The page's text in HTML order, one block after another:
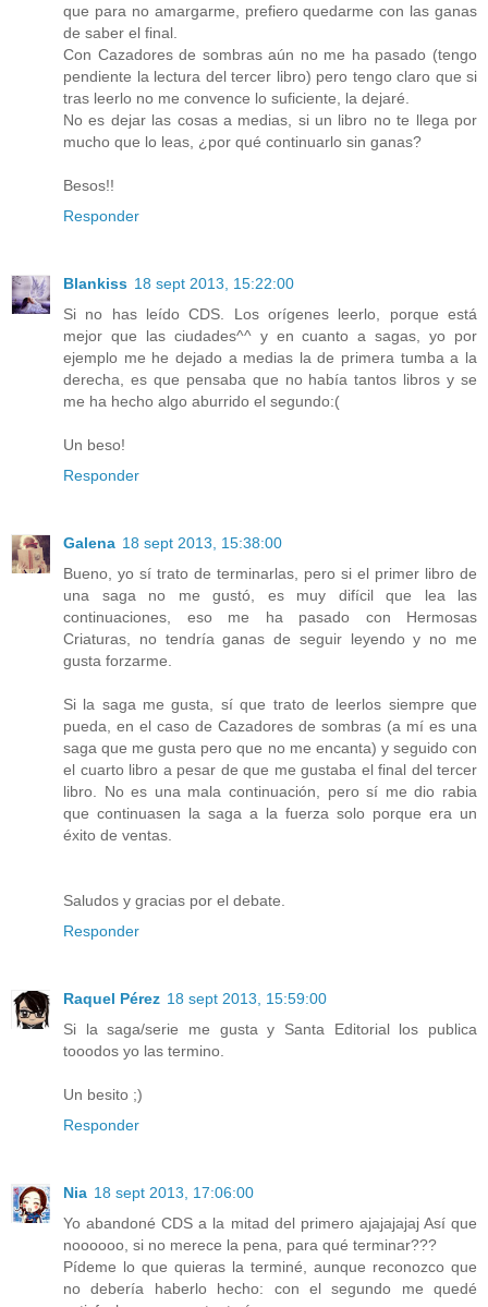
que para no amargarme, prefiero quedarme con las ganas
de saber el final.
Con Cazadores de sombras aún no me ha pasado (tengo
pendiente la lectura del tercer libro) pero tengo claro que si
tras leerlo no me convence lo suficiente, la dejaré.
No es dejar las cosas a medias, si un libro no te llega por
mucho que lo leas, ¿por qué continuarlo sin ganas?
Besos!!
Responder
Blankiss 18 sept 2013, 15:22:00
Si no has leído CDS. Los orígenes leerlo, porque está
mejor que las ciudades^^ y en cuanto a sagas, yo por
ejemplo me he dejado a medias la de primera tumba a la
derecha, es que pensaba que no había tantos libros y se
me ha hecho algo aburrido el segundo:(
Un beso!
Responder
Galena 18 sept 2013, 15:38:00
Bueno, yo sí trato de terminarlas, pero si el primer libro de
una saga no me gustó, es muy difícil que lea las
continuaciones, eso me ha pasado con Hermosas
Criaturas, no tendría ganas de seguir leyendo y no me
gusta forzarme.
Si la saga me gusta, sí que trato de leerlos siempre que
pueda, en el caso de Cazadores de sombras (a mí es una
saga que me gusta pero que no me encanta) y seguido con
el cuarto libro a pesar de que me gustaba el final del tercer
libro. No es una mala continuación, pero sí me dio rabia
que continuasen la saga a la fuerza solo porque era un
éxito de ventas.
Saludos y gracias por el debate.
Responder
Raquel Pérez 18 sept 2013, 15:59:00
Si la saga/serie me gusta y Santa Editorial los publica
tooodos yo las termino.
Un besito ;)
Responder
Nia 18 sept 2013, 17:06:00
Yo abandoné CDS a la mitad del primero ajajajajaj Así que
noooooo, si no merece la pena, para qué terminar???
Pídeme lo que quieras la terminé, aunque reconozco que
no debería haberlo hecho: con el segundo me quedé